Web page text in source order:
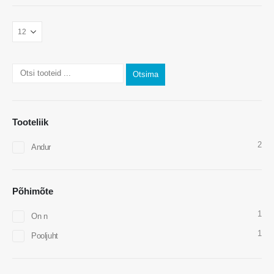
Otsima
Tooteliik
Andur 2
Põhimõte
On n 1
Pooljuht 1
WhatsApp
: 18569903598